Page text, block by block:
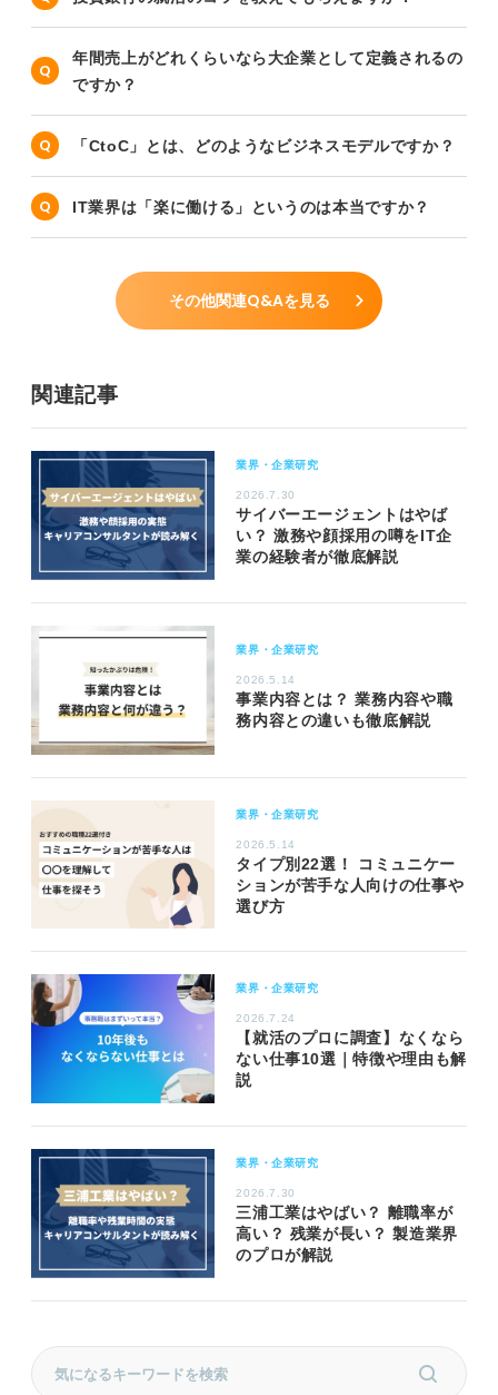
年間売上がどれくらいなら大企業として定義されるの
ですか？
「CtoC」とは、どのようなビジネスモデルですか？
IT業界は「楽に働ける」というのは本当ですか？
その他関連Q&Aを見る
関連記事
業界・企業研究
2026.7.30
サイバーエージェントはやば
い？ 激務や顔採用の噂をIT企
業の経験者が徹底解説
業界・企業研究
2026.5.14
事業内容とは？ 業務内容や職
務内容との違いも徹底解説
業界・企業研究
2026.5.14
タイプ別22選！ コミュニケー
ションが苦手な人向けの仕事や
選び方
業界・企業研究
2026.7.24
【就活のプロに調査】なくなら
ない仕事10選｜特徴や理由も解
説
業界・企業研究
2026.7.30
三浦工業はやばい？ 離職率が
高い？ 残業が長い？ 製造業界
のプロが解説